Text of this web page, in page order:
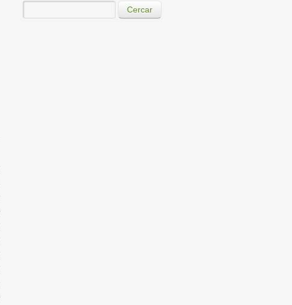
Cercar